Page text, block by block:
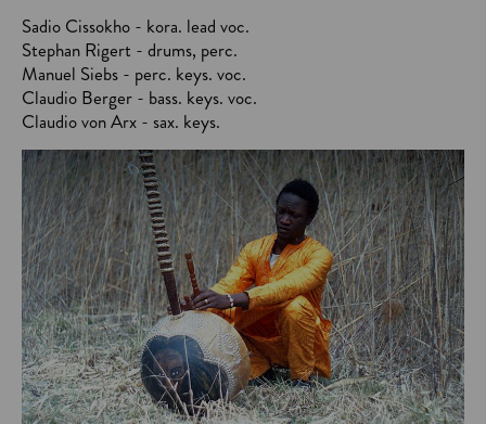
Sadio Cissokho - kora. lead voc.
Stephan Rigert - drums, perc.
Manuel Siebs - perc. keys. voc.
Claudio Berger - bass. keys. voc.
Claudio von Arx - sax. keys.